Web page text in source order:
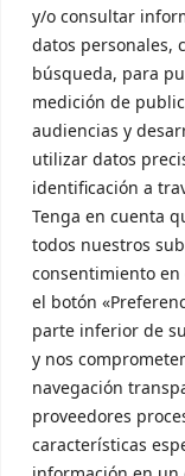
y/o consultar
datos personales,
búsqueda, para
medición de
audiencias y
utilizar datos
identificación a
Tenga en cuenta
todos nuestros
consentimiento
el botón
parte inferior de
y nos
navegación
proveedores
características
Contacto
LEGAL
Aviso Legal
Política de
Política de cookies